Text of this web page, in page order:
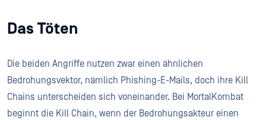
Das Töten
Die beiden Angriffe nutzen zwar einen ähnlichen
Bedrohungsvektor, nämlich Phishing-E-Mails, doch ihre Kill
Chains unterscheiden sich voneinander. Bei MortalKombat
beginnt die Kill Chain, wenn der Bedrohungsakteur einen